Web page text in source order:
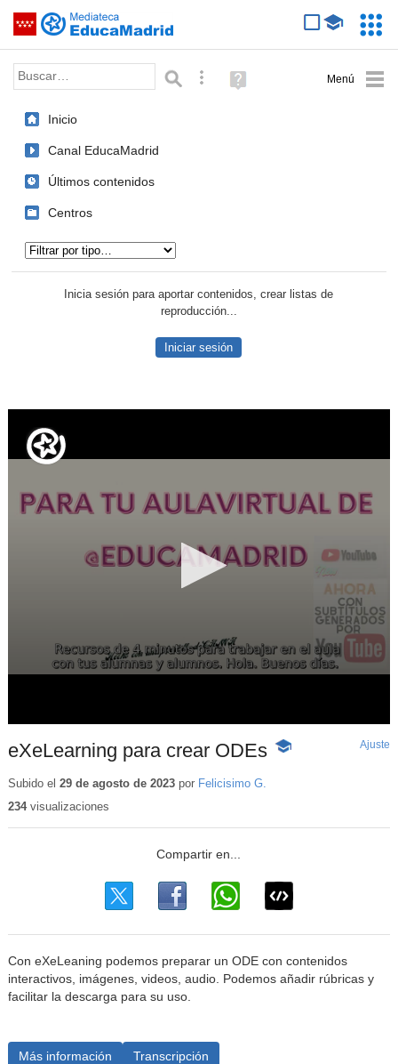
Saltar navegación
Palabra o frase: Búsqueda avanzada
Ayuda
(en
Inicio
Canal EducaMadrid
Últimos contenidos
Centros
Inicia sesión para aportar contenidos, crear listas de
reproducción...
Iniciar sesión
eXeLearning para crear ODEs -
Ajuste
Subido el 29 de agosto de 2023por Felicisimo G.
234visualizaciones
Con eXeLeaning podemos preparar un ODE con contenidos
interactivos, imágenes, videos, audio. Podemos añadir rúbricas y
facilitar la descarga para su uso.
Más información Transcripción